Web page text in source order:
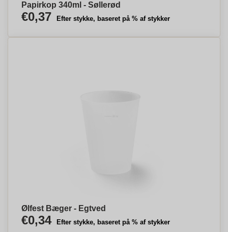
Papirkop 340ml - Søllerød
€0,37 Efter stykke, baseret på % af stykker
Ølfest Bæger - Egtved
€0,34 Efter stykke, baseret på % af stykker